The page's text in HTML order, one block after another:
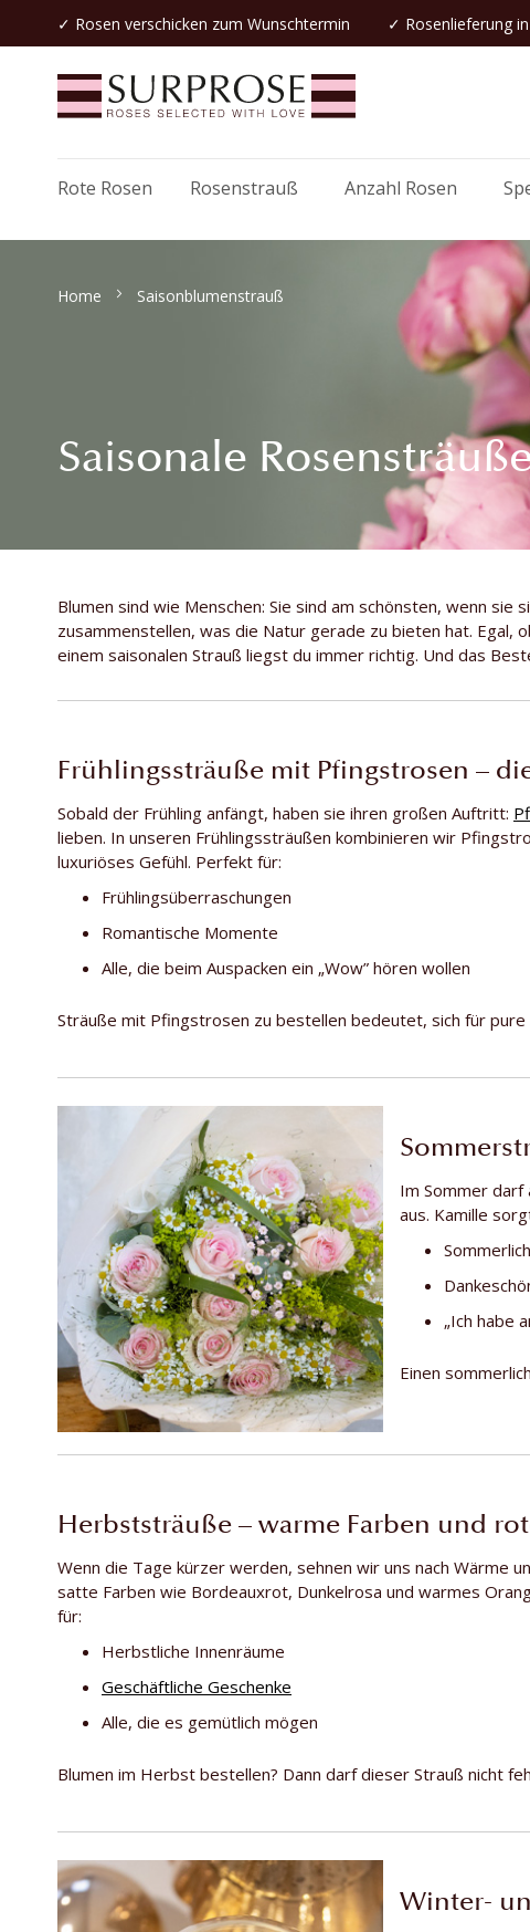
✓ Rosen verschicken zum Wunschtermin ✓ Rosenlieferung
Rote Rosen Rosenstrauß Anzahl Rosen
Home Saisonblumenstrauß
Saisonale
Blumen sind wie Menschen: Sie sind am schönsten, wenn
zusammenstellen, was die Natur gerade zu bieten hat. Egal,
einem saisonalen Strauß liegst du immer richtig. Und das
Frühlingssträuße mit Pfingstrosen –
Sobald der Frühling anfängt, haben sie ihren großen Auftritt:
lieben. In unseren Frühlingssträußen kombinieren wir
luxuriöses Gefühl. Perfekt für:
Frühlingsüberraschungen
Romantische Momente
Alle, die beim Auspacken ein „Wow” hören wollen
Sträuße mit Pfingstrosen zu bestellen bedeutet, sich für pure
Im Sommer darf
aus. Kamille
„Ich habe
Einen
Herbststräuße – warme Farben und
Wenn die Tage kürzer werden, sehnen wir uns nach Wärme
satte Farben wie Bordeauxrot, Dunkelrosa und warmes
für:
Herbstliche Innenräume
Geschäftliche Geschenke
Alle, die es gemütlich mögen
Blumen im Herbst bestellen? Dann darf dieser Strauß nicht
Winter-